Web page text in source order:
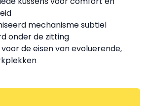
mechanisme subtiel
onder de zitting
de eisen van evoluerende,